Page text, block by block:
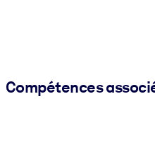
Compétences